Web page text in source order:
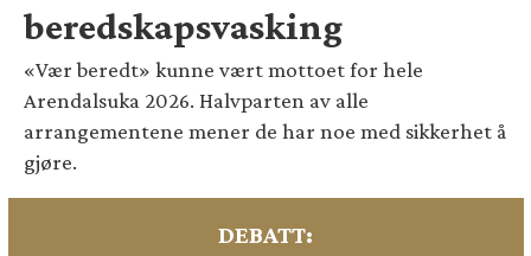
beredskapsvasking
«Vær beredt» kunne vært mottoet for hele
Arendalsuka 2026. Halvparten av alle
arrangementene mener de har noe med sikkerhet å
gjøre.
DEBATT: